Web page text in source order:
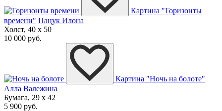
Картина "Горизонты
времени" Пацук Илона
Холст, 40 x 50
10 000 руб.
Картина "Ночь на болоте"
Алла Валежина
Бумага, 29 x 42
5 900 руб.